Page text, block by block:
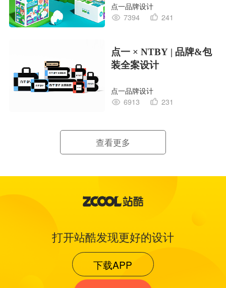
点一品牌设计
7394
241
点一 × NTBY | 品牌&包
装全案设计
点一品牌设计
6913
231
查看更多
打开站酷发现更好的设计
下载APP